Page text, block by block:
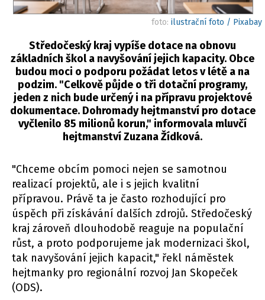
foto: ilustrační foto / Pixabay
Středočeský kraj vypíše dotace na obnovu
základních škol a navyšování jejich kapacity. Obce
budou moci o podporu požádat letos v létě a na
podzim. "Celkově půjde o tři dotační programy,
jeden z nich bude určený i na přípravu projektové
dokumentace. Dohromady hejtmanství pro dotace
vyčlenilo 85 milionů korun," informovala mluvčí
hejtmanství Zuzana Žídková.
"Chceme obcím pomoci nejen se samotnou
realizací projektů, ale i s jejich kvalitní
přípravou. Právě ta je často rozhodující pro
úspěch při získávání dalších zdrojů. Středočeský
kraj zároveň dlouhodobě reaguje na populační
růst, a proto podporujeme jak modernizaci škol,
tak navyšování jejich kapacit," řekl náměstek
hejtmanky pro regionální rozvoj Jan Skopeček
(ODS).